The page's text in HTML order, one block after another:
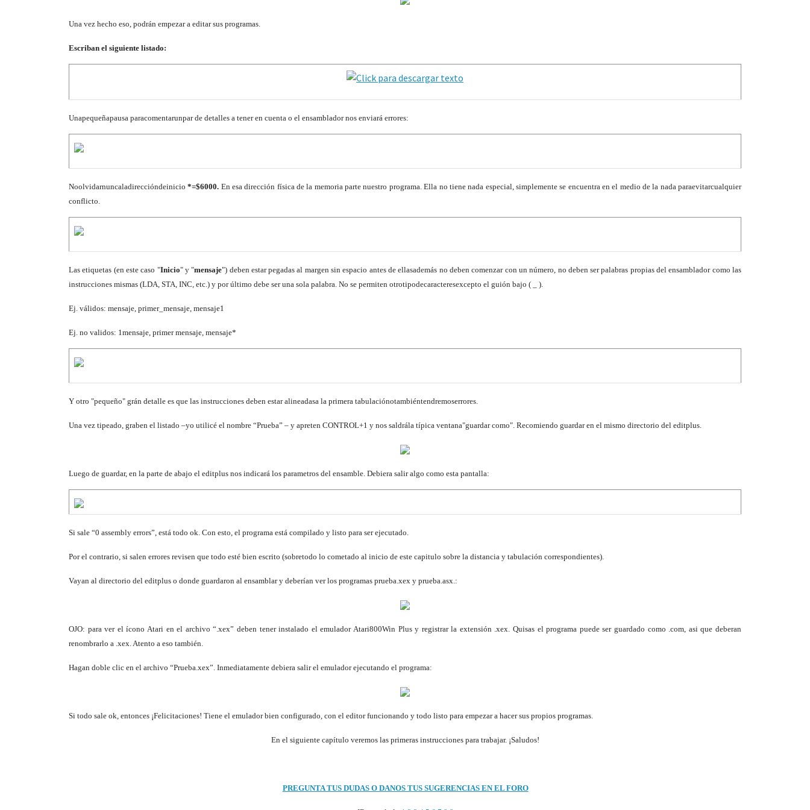
Una vez hecho eso, podrán empezar a editar sus programas.
Escriban el siguiente listado:
Unapequeñapausa paracomentarunpar de detalles a tener en cuenta o el ensamblador nos enviará errores:
Noolvidarnuncaladireccióndeinicio*=$6000. En esa dirección física de la memoria parte nuestro programa. Ella no tiene nada especial, simplemente se encuentra en el medio de la nada paraevitarcualquier
conflicto.
Las etiquetas (en este caso "Inicio" y "mensaje") deben estar pegadas al margen sin espacio antes de ellasademás no deben comenzar con un número, no deben ser palabras propias del ensamblador como las
instrucciones mismas (LDA, STA, INC, etc.) y por último debe ser una sola palabra. No se permiten otrotipodecaracteresexcepto el guión bajo ( _ ).
Ej. válidos: mensaje, primer_mensaje, mensaje1
Ej. no validos: 1mensaje, primer mensaje, mensaje*
Y otro "pequeño" grán detalle es que las instrucciones deben estar alineadasa la primera tabulaciónotambiéntendremoserrores.
Una vez tipeado, graben el listado –yo utilicé el nombre “Prueba” – y apreten CONTROL+1 y nos saldrála típica ventana"guardar como". Recomiendo guardar en el mismo directorio del editplus.
Luego de guardar, en la parte de abajo el editplus nos indicará los parametros del ensamble. Debiera salir algo como esta pantalla:
Si sale “0 assembly errors”, está todo ok. Con esto, el programa está compilado y listo para ser ejecutado.
Por el contrario, si salen errores revisen que todo esté bien escrito (sobretodo lo cometado al inicio de este capitulo sobre la distancia y tabulación correspondientes).
Vayan al directorio del editplus o donde guardaron al ensamblar y deberían ver los programas prueba.xex y prueba.asx.:
OJO: para ver el ícono Atari en el archivo “.xex” deben tener instalado el emulador Atari800Win Plus y registrar la extensión .xex. Quisas el programa puede ser guardado como .com, asi que deberan
renombrarlo a .xex. Atento a eso también.
Hagan doble clic en el archivo “Prueba.xex”. Inmediatamente debiera salir el emulador ejecutando el programa:
Si todo sale ok, entonces ¡Felicitaciones! Tiene el emulador bien configurado, con el editor funcionando y todo listo para empezar a hacer sus propios programas.
En el siguiente capítulo veremos las primeras instrucciones para trabajar. ¡Saludos!
PREGUNTA TUS DUDAS O DANOS TUS SUGERENCIAS EN EL FORO